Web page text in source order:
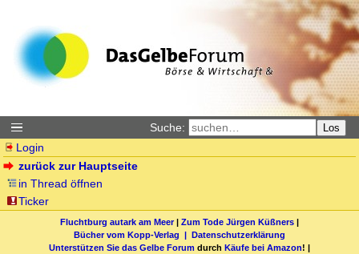
Suche: Los
Login
zurück zur Hauptseite
in Thread öffnen
Ticker
Fluchtburg autark am Meer| Zum Tode Jürgen Küßners |
Bücher vom Kopp-Verlag | Datenschutzerklärung
Unterstützen Sie das Gelbe Forum durch Käufe bei Amazon! |